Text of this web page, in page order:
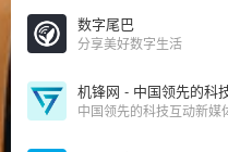
数字尾巴
分享美好数字生活